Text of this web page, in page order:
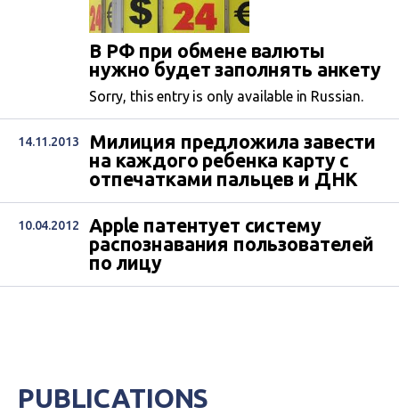
В РФ при обмене валюты
нужно будет заполнять анкету
Sorry, this entry is only available in Russian.
14.11.2013
Милиция предложила завести
на каждого ребенка карту с
отпечатками пальцев и ДНК
10.04.2012
Apple патентует систему
распознавания пользователей
по лицу
PUBLICATIONS